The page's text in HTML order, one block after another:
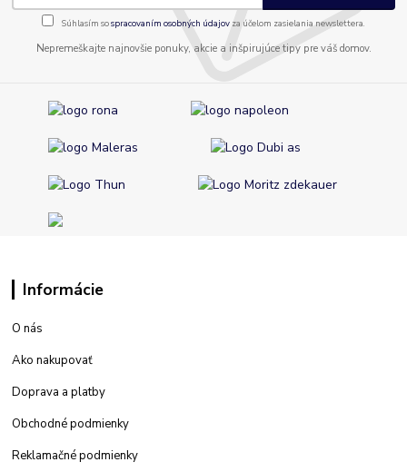
Súhlasím sospracovaním osobných údajov za účelom zasielania newslettera.
Nepremeškajte najnovšie ponuky, akcie a inšpirujúce tipy pre váš domov.
Informácie
O nás
Ako nakupovať
Doprava a platby
Obchodné podmienky
Reklamačné podmienky